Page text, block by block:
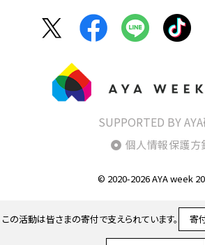
SUPPORTED BY
個人情報保護方
© 2020-2026 AYA week
この活動は皆さまの寄付で支えられています。 寄